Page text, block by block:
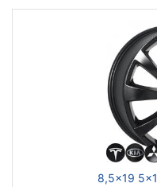
8,5x19